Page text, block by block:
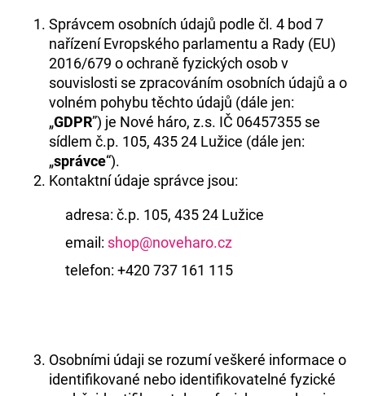
Správcem osobních údajů podle čl. 4 bod 7
nařízení Evropského parlamentu a Rady (EU)
2016/679 o ochraně fyzických osob v
souvislosti se zpracováním osobních údajů a o
volném pohybu těchto údajů (dále jen:
„GDPR”) je Nové háro, z.s. IČ 06457355 se
sídlem č.p. 105, 435 24 Lužice (dále jen:
„správce“).
Kontaktní údaje správce jsou:
adresa: č.p. 105, 435 24 Lužice
email: shop@noveharo.cz
telefon: +420 737 161 115
Osobními údaji se rozumí veškeré informace o
identifikované nebo identifikovatelné fyzické